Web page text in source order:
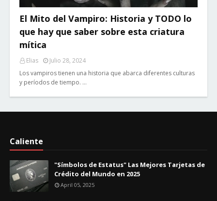
El Mito del Vampiro: Historia y TODO lo
que hay que saber sobre esta criatura
mítica
Elias
Julio 28, 2024
Los vampiros tienen una historia que abarca diferentes culturas
y períodos de tiempo. …
Caliente
"Símbolos de Estatus" Las Mejores Tarjetas de
Crédito del Mundo en 2025
April 05, 2025